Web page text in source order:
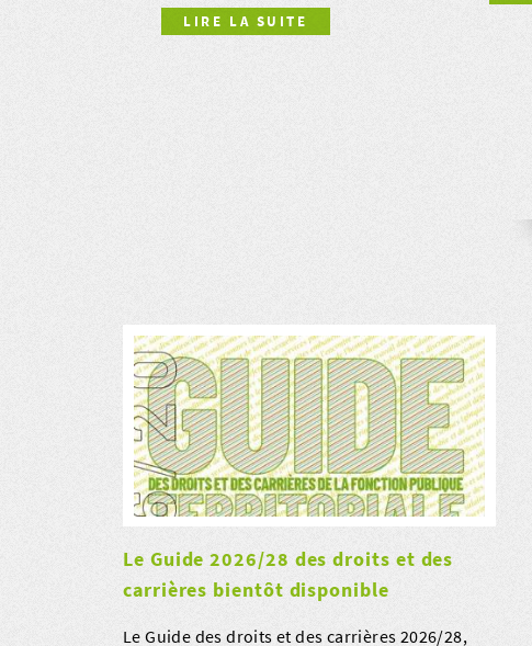
LIRE LA SUITE
Le Guide 2026/28 des droits et des
carrières bientôt disponible
Le Guide des droits et des carrières 2026/28,